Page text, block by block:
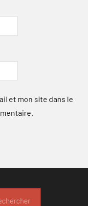
et mon site dans le